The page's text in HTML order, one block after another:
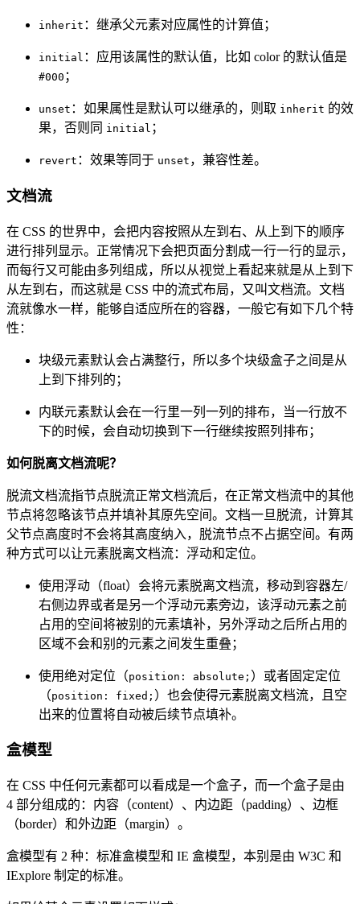
inherit ：继承父元素对应属性的计算值；
initial ：应用该属性的默认值，比如 color 的默认值是
#000 ；
unset ：如果属性是默认可以继承的，则取 inherit 的效
果，否则同 initial ；
revert ：效果等同于 unset ，兼容性差。
文档流
在 CSS 的世界中，会把内容按照从左到右、从上到下的顺序
进行排列显示。正常情况下会把页面分割成一行一行的显示，
而每行又可能由多列组成，所以从视觉上看起来就是从上到下
从左到右，而这就是 CSS 中的流式布局，又叫文档流。文档
流就像水一样，能够自适应所在的容器，一般它有如下几个特
性：
块级元素默认会占满整行，所以多个块级盒子之间是从
上到下排列的；
内联元素默认会在一行里一列一列的排布，当一行放不
下的时候，会自动切换到下一行继续按照列排布；
如何脱离文档流呢？
脱流文档流指节点脱流正常文档流后，在正常文档流中的其他
节点将忽略该节点并填补其原先空间。文档一旦脱流，计算其
父节点高度时不会将其高度纳入，脱流节点不占据空间。有两
种方式可以让元素脱离文档流：浮动和定位。
使用浮动（float）会将元素脱离文档流，移动到容器左/
右侧边界或者是另一个浮动元素旁边，该浮动元素之前
占用的空间将被别的元素填补，另外浮动之后所占用的
区域不会和别的元素之间发生重叠；
使用绝对定位（position: absolute; ）或者固定定位
（position: fixed; ）也会使得元素脱离文档流，且空
出来的位置将自动被后续节点填补。
盒模型
在 CSS 中任何元素都可以看成是一个盒子，而一个盒子是由
4 部分组成的：内容（content）、内边距（padding）、边框
（border）和外边距（margin）。
盒模型有 2 种：标准盒模型和 IE 盒模型，本别是由 W3C 和
IExplore 制定的标准。